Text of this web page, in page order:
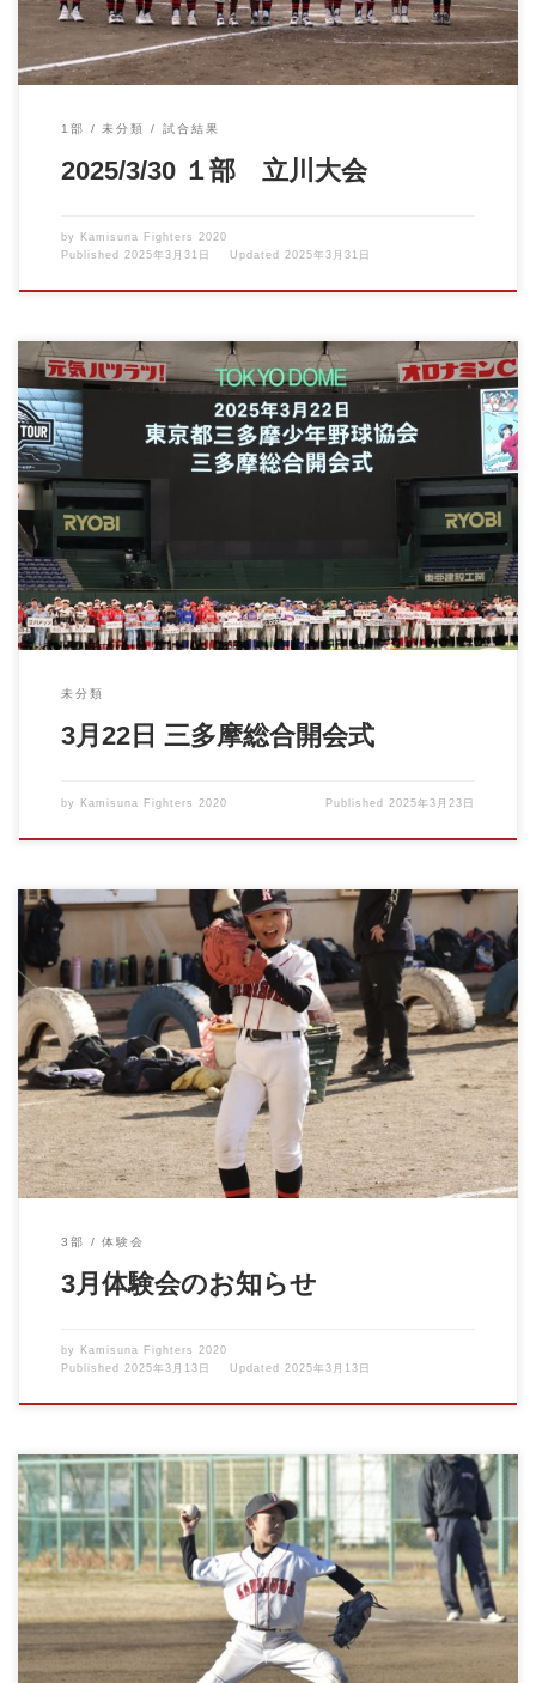
1部 未分類 試合結果
2025/3/30 １部 立川大会
by Kamisuna Fighters 2020
Published 2025年3月31日 Updated 2025年3月31日
３月２２日、東京ドームで行われた、東京都三多摩少年野球 三多
摩総合開会式に参加し […]
未分類
3月22日 三多摩総合開会式
by Kamisuna Fighters 2020 Published 2025年3月23日
3月の体験会のお知らせです。 事前の申し込みは不要です。 興味
のある方は、直接お […]
3部 体験会
3月体験会のお知らせ
by Kamisuna Fighters 2020
Published 2025年3月13日 Updated 2025年3月13日
3連休最終日の本日は、国立シャークスさんとの練習試合が行わ
れました。 &nb […]